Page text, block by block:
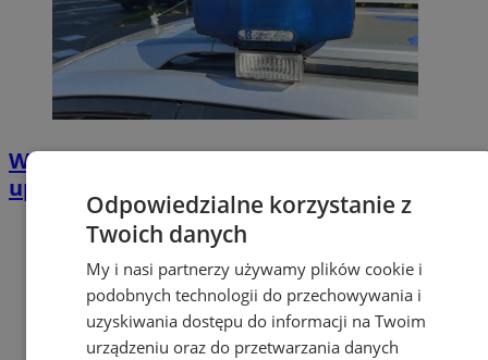
Wypadek na ulicy Drwali – kierowca bez
uprawnień i z zakazem
Odpowiedzialne korzystanie z
Twoich danych
My i nasi partnerzy używamy plików cookie i
podobnych technologii do przechowywania i
uzyskiwania dostępu do informacji na Twoim
urządzeniu oraz do przetwarzania danych